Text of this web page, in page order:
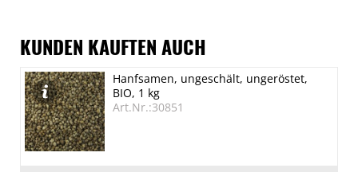
KUNDEN KAUFTEN AUCH
Hanfsamen, ungeschält, ungeröstet,
BIO, 1 kg
Art.Nr.:30851